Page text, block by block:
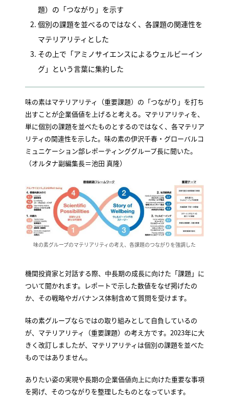
題）の「つながり」を示す
個別の課題を並べるのではなく、各課題の関連性を
マテリアリティとした
その上で「アミノサイエンスによるウェルビーイン
グ」という言葉に集約した
味の素はマテリアリティ（重要課題）の「つながり」を打ち
出すことが企業価値を上げると考える。マテリアリティを、
単に個別の課題を並べたものとするのではなく、各マテリア
リティの関連性を示した。味の素の伊沢千春・グローバルコ
ミュニケーション部レポーティンググループ長に聞いた。
（オルタナ副編集長＝池田 真隆）
味の素グループのマテリアリティの考え、各課題のつながりを強調した
機関投資家と対話する際、中長期の成長に向けた「課題」に
ついて聞かれます。レポートで示した数値をなぜ掲げたの
か、その戦略やガバナンス体制含めて質問を受けます。
味の素グループならではの取り組みとして自負しているの
が、マテリアリティ（重要課題）の考え方です。2023年に大
きく改訂しましたが、マテリアリティは個別の課題を並べた
ものではありません。
ありたい姿の実現や長期の企業価値向上に向けた重要な事項
を掲げ、そのつながりを整理したものとなっています。